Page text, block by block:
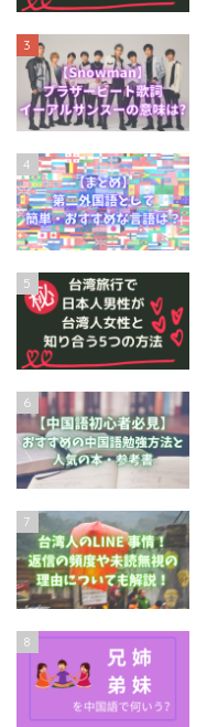
3
4
5
6
7
8